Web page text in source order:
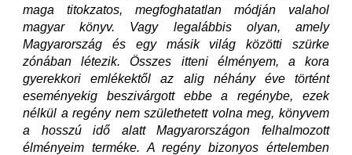
maga titokzatos, megfoghatatlan módján valahol
magyar könyv. Vagy legalábbis olyan, amely
Magyarország és egy másik világ közötti szürke
zónában létezik. Összes itteni élményem, a kora
gyerekkori emlékektől az alig néhány éve történt
eseményekig beszivárgott ebbe a regénybe, ezek
nélkül a regény nem születhetett volna meg, könyvem
a hosszú idő alatt Magyarországon felhalmozott
élményeim terméke. A regény bizonyos értelemben